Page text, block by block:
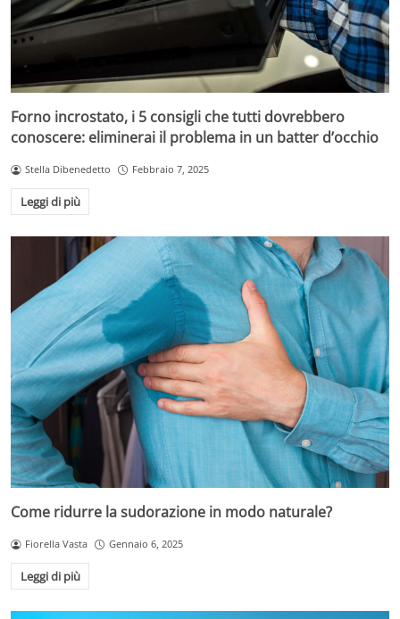
Forno incrostato, i 5 consigli che tutti dovrebbero
conoscere: eliminerai il problema in un batter d’occhio
Stella Dibenedetto Febbraio 7, 2025
Leggi di più
Come ridurre la sudorazione in modo naturale?
Fiorella Vasta Gennaio 6, 2025
Leggi di più